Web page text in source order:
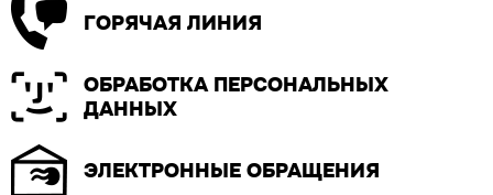
ГОРЯЧАЯ ЛИНИЯ
ОБРАБОТКА ПЕРСОНАЛЬНЫХ
ДАННЫХ
ЭЛЕКТРОННЫЕ ОБРАЩЕНИЯ